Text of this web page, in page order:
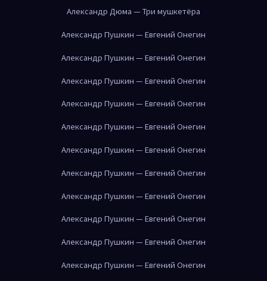
Александр Дюма — Три мушкетёра
Александр Пушкин — Евгений Онегин
Александр Пушкин — Евгений Онегин
Александр Пушкин — Евгений Онегин
Александр Пушкин — Евгений Онегин
Александр Пушкин — Евгений Онегин
Александр Пушкин — Евгений Онегин
Александр Пушкин — Евгений Онегин
Александр Пушкин — Евгений Онегин
Александр Пушкин — Евгений Онегин
Александр Пушкин — Евгений Онегин
Александр Пушкин — Евгений Онегин